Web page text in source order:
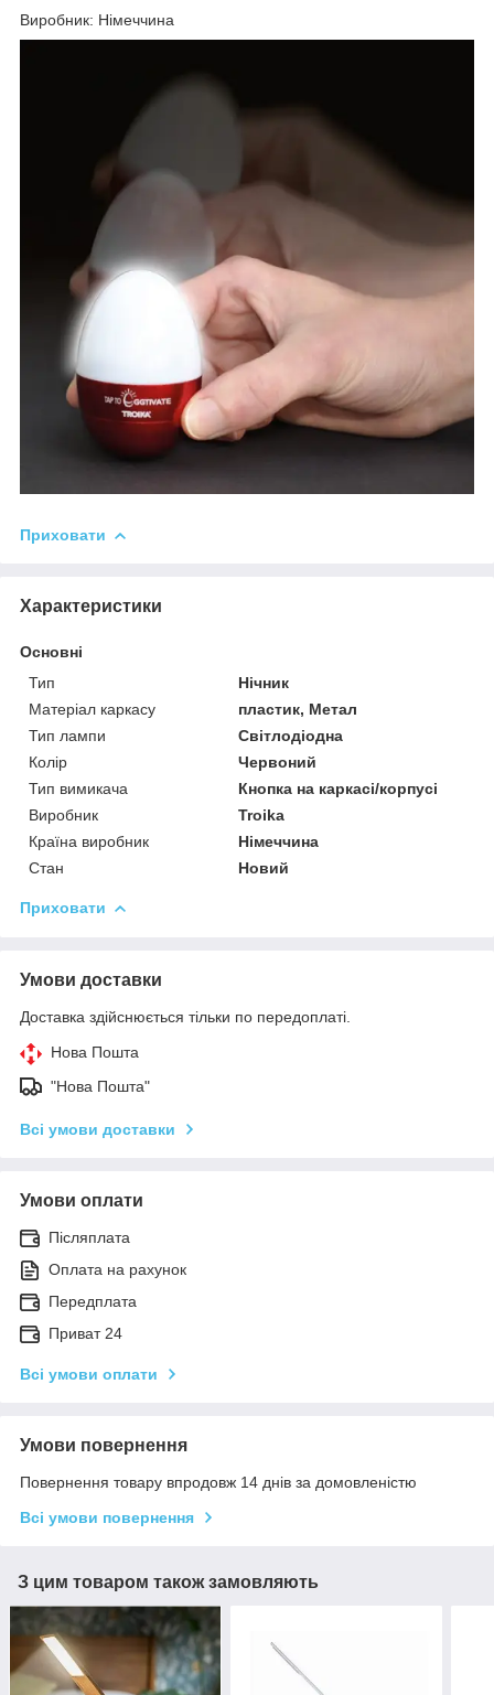
Виробник: Німеччина
Приховати
Характеристики
Основні
Тип
Нічник
Матеріал каркасу
пластик, Метал
Тип лампи
Світлодіодна
Колір
Червоний
Тип вимикача
Кнопка на каркасі/корпусі
Виробник
Troika
Країна виробник
Німеччина
Стан
Новий
Приховати
Умови доставки
Доставка здійснюється тільки по передоплаті.
Нова Пошта
"Нова Пошта"
Всі умови доставки
Умови оплати
Післяплата
Оплата на рахунок
Передплата
Приват 24
Всі умови оплати
Умови повернення
Повернення товару впродовж 14 днів за домовленістю
Всі умови повернення
З цим товаром також замовляють